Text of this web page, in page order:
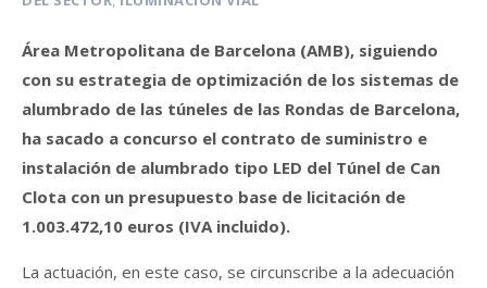
Área Metropolitana de Barcelona (AMB), siguiendo
con su estrategia de optimización de los sistemas de
alumbrado de las túneles de las Rondas de Barcelona,
ha sacado a concurso el contrato de suministro e
instalación de alumbrado tipo LED del Túnel de Can
Clota con un presupuesto base de licitación de
1.003.472,10 euros (IVA incluido).
La actuación, en este caso, se circunscribe a la adecuación